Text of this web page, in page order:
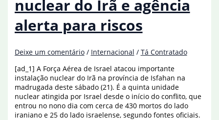
dos
EUA
nuclear do Irã e agência
alerta para riscos
Deixe um comentário / Internacional / Tá Contratado
[ad_1] A Força Aérea de Israel atacou importante
instalação nuclear do Irã na província de Isfahan na
madrugada deste sábado (21). É a quinta unidade
nuclear atingida por Israel desde o início do conflito, que
entrou no nono dia com cerca de 430 mortos do lado
iraniano e 25 do lado israelense, segundo fontes oficiais.